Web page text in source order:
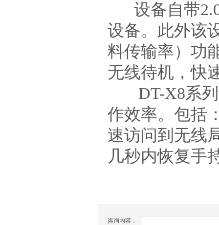
设备自带
设备。此外该
料传输率）功
无线待机，快
DT-X8系列
作效率。包括
速访问到无线
几秒内恢复手
咨询内容：